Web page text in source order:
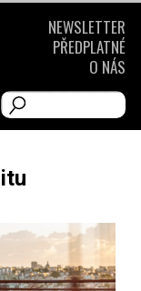
NEWSLETTER
PŘEDPLATNÉ
O NÁS